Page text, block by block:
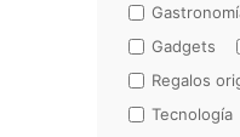
Gadgets
Regalos
Tecnología